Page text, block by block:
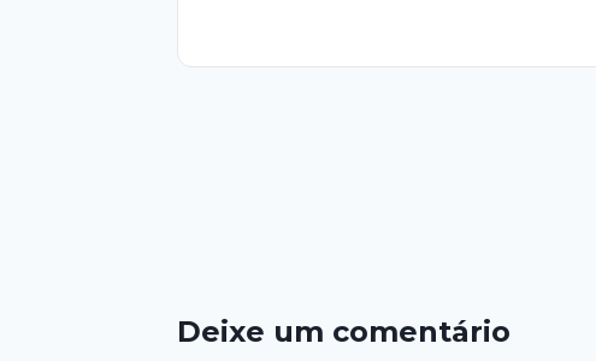
Deixe um comentário